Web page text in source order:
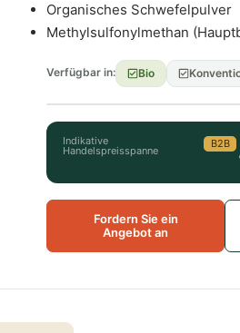
Organisches Schwefelpulver
Methylsulfonylmethan
Verfügbar in: Bio
Indikative
Handelspreisspanne
B2B
Fordern Sie ein
Angebot an